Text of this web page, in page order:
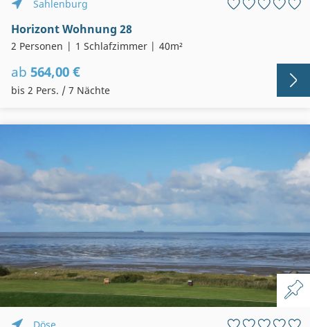
Sahlenburg
Horizont Wohnung 28
2 Personen 1 Schlafzimmer 40m²
ab 564,00 €
bis 2 Pers. / 7 Nächte
Döse